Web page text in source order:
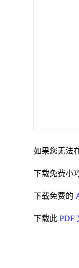
如果您无法
下载免费小
下载免费的
下载此 PDF